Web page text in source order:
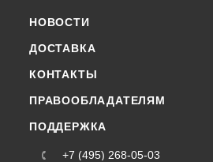
НОВОСТИ
ДОСТАВКА
КОНТАКТЫ
ПРАВООБЛАДАТЕЛЯМ
ПОДДЕРЖКА
+7 (495) 268-05-03